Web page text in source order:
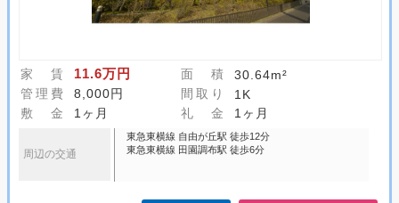
家 賃 11.6万円 面 積
30.64m²
管理費
8,000円 間取り
1K
敷 金
1ヶ月 礼 金 1ヶ月
周辺の交通
東急東横線 自由が丘駅 徒歩12分
東急東横線 田園調布駅 徒歩6分